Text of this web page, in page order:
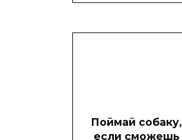
Поймай собаку,
если сможешь